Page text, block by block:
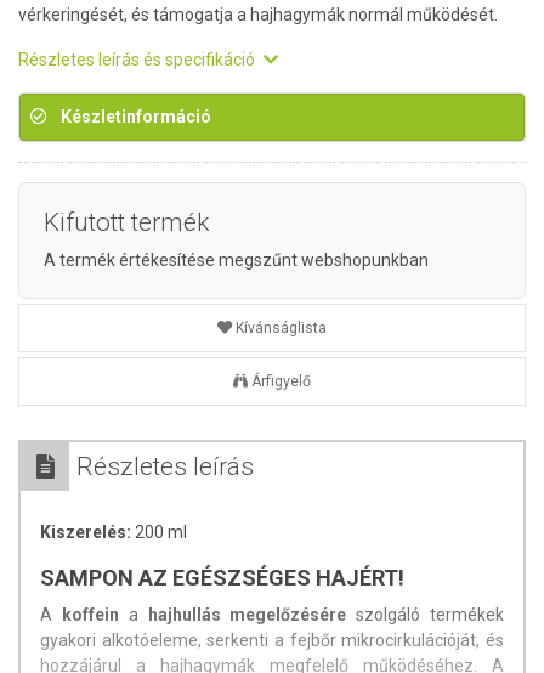
vérkeringését, és támogatja a hajhagymák normál működését.
Részletes leírás és specifikáció
Készletinformáció
Kifutott termék
A termék értékesítése megszűnt webshopunkban
Kívánságlista
Árfigyelő
Részletes leírás
Kiszerelés: 200 ml
SAMPON AZ EGÉSZSÉGES HAJÉRT!
A koffein a hajhullás megelőzésére szolgáló termékek
gyakori alkotóeleme, serkenti a fejbőr mikrocirkulációját, és
hozzájárul a hajhagymák megfelelő működéséhez. A